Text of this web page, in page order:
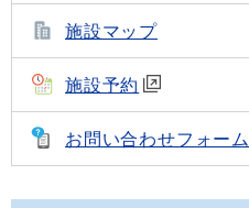
施設マップ
施設予約
お問い合わせフォーム